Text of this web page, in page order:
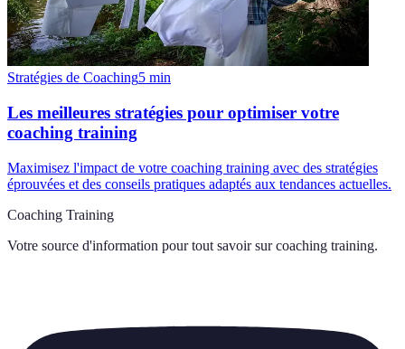
Stratégies de Coaching5 min
Les meilleures stratégies pour optimiser votre
coaching training
Maximisez l'impact de votre coaching training avec des stratégies
éprouvées et des conseils pratiques adaptés aux tendances actuelles.
Coaching Training
Votre source d'information pour tout savoir sur coaching training.